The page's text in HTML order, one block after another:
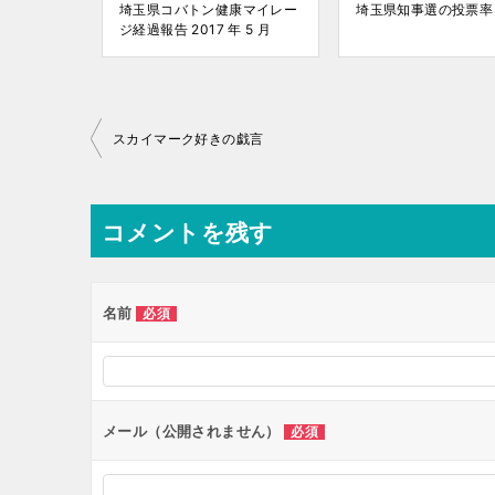
埼玉県コバトン健康マイレー
ジ経過報告 2017 年 5 月
埼玉県知事選の投票率
投
ナ
ビ
ー
ョ
ン
スカイマーク好きの戯言
コメントを残す
名前 必須
メール（公開されません） 必須